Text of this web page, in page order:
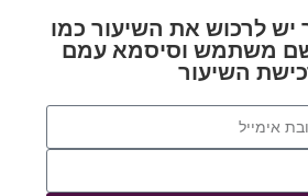
יש לרכוש את השיעור כמו
שם משתמש וסיסמא עמם
השיעור